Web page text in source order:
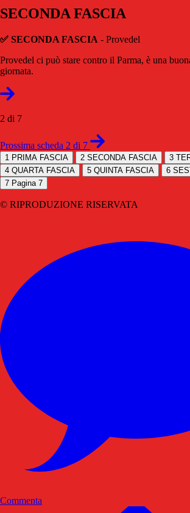
SECONDA FASCIA
✅ SECONDA FASCIA - Provedel
Provedel ci può stare contro il Parma, è una
giornata.
2 di 7
Prossima scheda 2 di 7
1 PRIMA FASCIA 2 SECONDA FASCIA 3
4 QUARTA FASCIA 5 QUINTA FASCIA 6
7 Pagina 7
© RIPRODUZIONE RISERVATA
Commenta